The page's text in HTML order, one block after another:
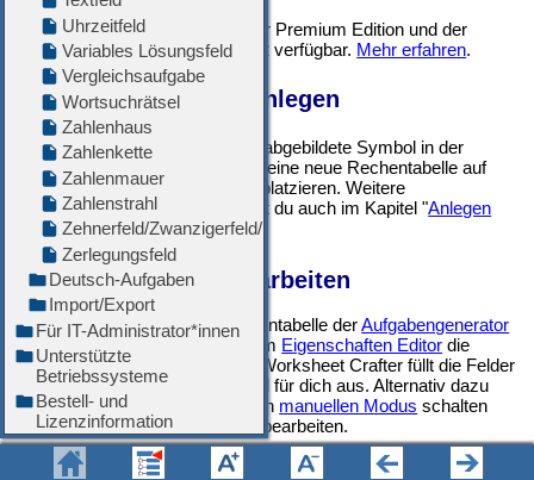
Die Rechentabelle ist in der Premium Edition und der
Unlimited Edition ab 2021.2 verfügbar. Mehr erfahren.
Neue Rechentabelle anlegen
Verwende das links abgebildete Symbol in der
, um eine neue Rechentabelle auf
dem Arbeitsblatt zu platzieren. Weitere
Informationen findest du auch im Kapitel "Anlegen
von Feldern".
Die Rechentabelle bearbeiten
Standardmäßig ist für die Rechentabelle derAufgabengenerator
aktiv. In diesem Fall kannst du im Eigenschaften Editor die
Aufgabe konfigurieren, und der Worksheet Crafter füllt die Felder
der Rechentabelle entsprechend für dich aus. Alternativ dazu
kannst du die Tabelle auch in den manuellen Modus schalten
und die einzelnen Felder selbst bearbeiten.
Über die
Formatierungsleiste
am oberen Bildschirmrand hast du